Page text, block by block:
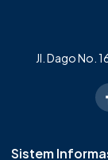
Jl. Dago No.
Sistem